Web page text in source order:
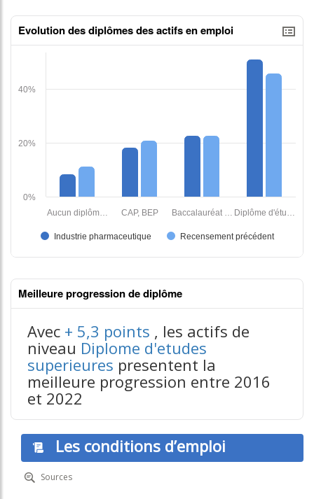
Evolution des diplômes des actifs en emploi
tableaux excel n°1
Meilleure progression de diplôme
contenus données json n°2
Avec + 5,3 points , les actifs de
niveau Diplome d'etudes
superieures presentent la
meilleure progression entre 2016
et 2022
Les conditions d’emploi
Sources